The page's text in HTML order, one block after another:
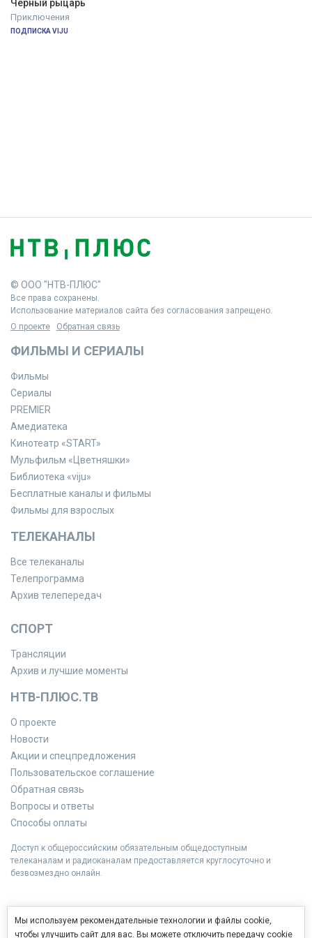
Чёрный рыцарь
Приключения
ПОДПИСКА VIJU
© ООО "НТВ-ПЛЮС"
Все права сохранены.
Использование материалов сайта без согласования запрещено.
О проекте
Обратная связь
ФИЛЬМЫ И СЕРИАЛЫ
Фильмы
Сериалы
PREMIER
Амедиатека
Кинотеатр «START»
Мульфильм «Цветняшки»
Библиотека «viju»
Бесплатные каналы и фильмы
Фильмы для взрослых
ТЕЛЕКАНАЛЫ
Все телеканалы
Телепрограмма
Архив телепередач
СПОРТ
Трансляции
Архив и лучшие моменты
НТВ-ПЛЮС.ТВ
О проекте
Новости
Акции и спецпредложения
Пользовательское соглашение
Обратная связь
Вопросы и ответы
Способы оплаты
Доступ к общероссийским обязательным общедоступным
телеканалам и радиоканалам предоставляется круглосуточно и
безвозмездно онлайн.
Мы используем рекомендательные технологии и файлы cookie,
чтобы улучшить сайт для вас. Вы можете отключить передачу cookie